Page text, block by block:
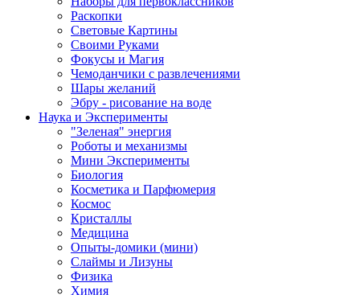
Раскопки
Световые Картины
Своими Руками
Фокусы и Магия
Чемоданчики с развлечениями
Шары желаний
Эбру - рисование на воде
Наука и Эксперименты
"Зеленая" энергия
Роботы и механизмы
Мини Эксперименты
Биология
Косметика и Парфюмерия
Космос
Кристаллы
Медицина
Опыты-домики (мини)
Слаймы и Лизуны
Физика
Химия